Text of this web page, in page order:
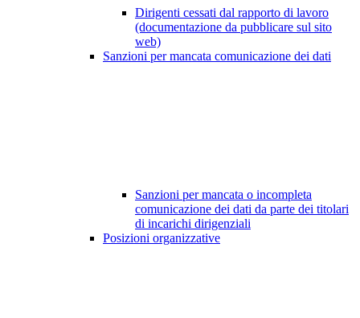
Dirigenti cessati dal rapporto di lavoro
(documentazione da pubblicare sul sito
web)
Sanzioni per mancata comunicazione dei dati
Sanzioni per mancata o incompleta
comunicazione dei dati da parte dei titolari
di incarichi dirigenziali
Posizioni organizzative